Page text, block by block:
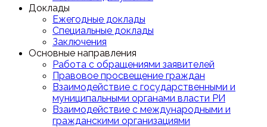
Доклады
Ежегодные доклады
Специальные доклады
Заключения
Основные направления
Работа с обращениями заявителей
Правовое просвещение граждан
Взаимодействие с государственными и
муниципальными органами власти РИ
Взаимодействие с международными и
гражданскими организациями